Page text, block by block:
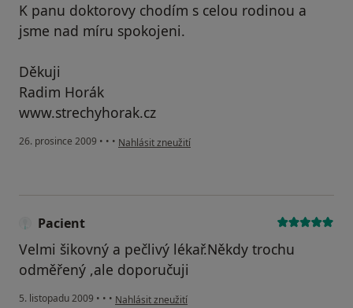
K panu doktorovy chodím s celou rodinou a
jsme nad míru spokojeni.
Děkuji
Radim Horák
www.strechyhorak.cz
26. prosince 2009 • • • podle názoru uživatele Pacient
Nahlásit zneužití
Pacient
Velmi šikovný a pečlivý lékař.Někdy trochu
odměřený ,ale doporučuji
5. listopadu 2009 • • • podle názoru uživatele Pacient
Nahlásit zneužití